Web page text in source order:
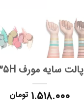
پالت سایه مورف 35H
۱.۵۱۸.۰۰۰ تومان